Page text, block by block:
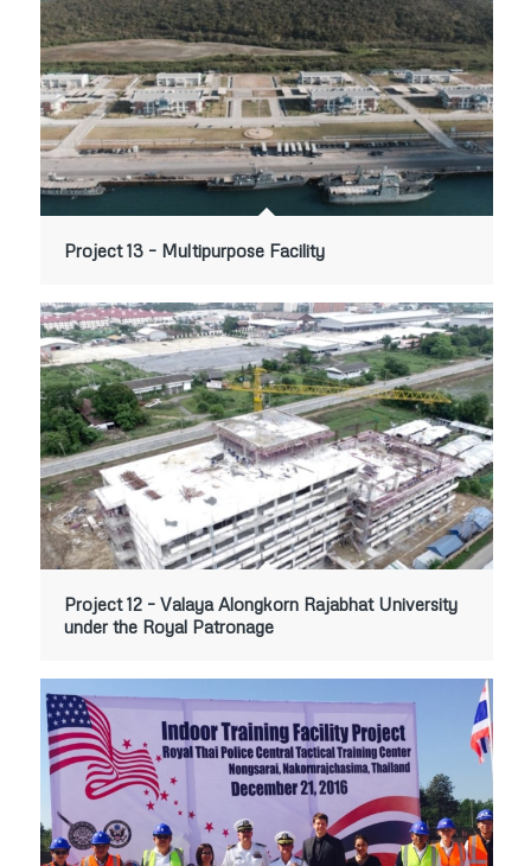
Project 13 – Multipurpose Facility
Project 12 – Valaya Alongkorn Rajabhat University
under the Royal Patronage